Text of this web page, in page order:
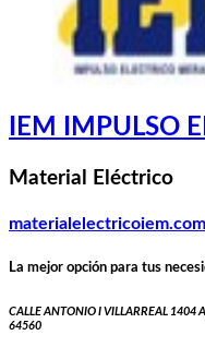
IEM IMPULSO
Material Eléctrico
materialelectricoiem.com
La mejor opción para tus
CALLE ANTONIO I VILLARREAL 1404
64560